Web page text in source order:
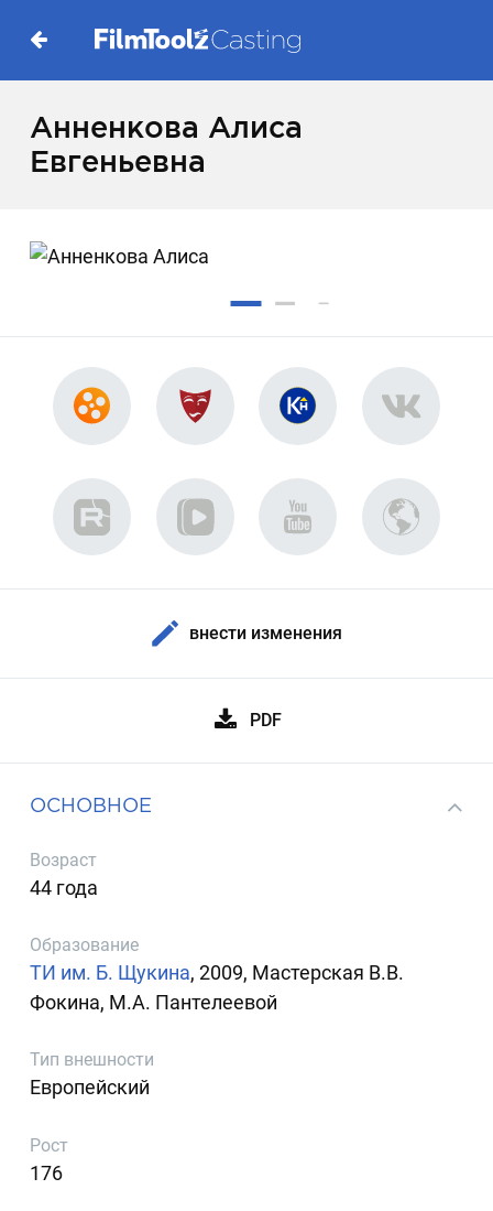
Анненкова Алиса
Евгеньевна
внести изменения
PDF
ОСНОВНОЕ
Возраст
44 года
Образование
ТИ им. Б. Щукина, 2009, Мастерская В.В.
Фокина, М.А. Пантелеевой
Тип внешности
Европейский
Рост
176